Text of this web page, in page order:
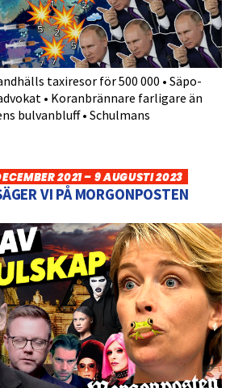
taxiresor för 500 000 • Säpo-
• Koranbrännare farligare än
bulvanbluff • Schulmans
2021 – 9 AUGUSTI 2023
VI PÅ MORGONPOSTEN